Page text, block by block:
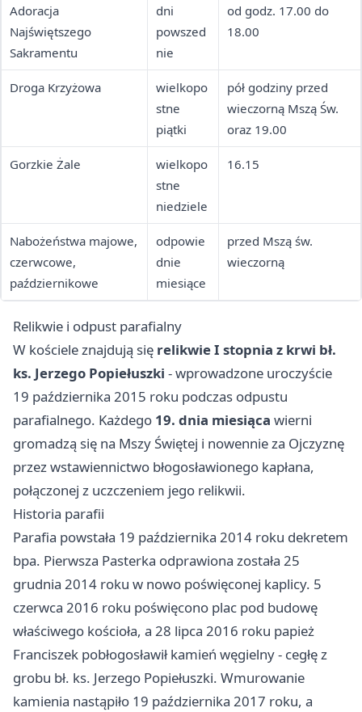
Adoracja
Najświętszego
Sakramentu
dni
powszed
nie
od godz. 17.00 do
18.00
Droga Krzyżowa
wielkopo
stne
piątki
pół godziny przed
wieczorną Mszą Św.
oraz 19.00
Gorzkie Żale
wielkopo
stne
niedziele
16.15
Nabożeństwa majowe,
czerwcowe,
październikowe
odpowie
dnie
miesiące
przed Mszą św.
wieczorną
Relikwie i odpust parafialny
W kościele znajdują się relikwie I stopnia z krwi bł.
ks. Jerzego Popiełuszki - wprowadzone uroczyście
19 października 2015 roku podczas odpustu
parafialnego. Każdego 19. dnia miesiąca wierni
gromadzą się na Mszy Świętej i nowennie za Ojczyznę
przez wstawiennictwo błogosławionego kapłana,
połączonej z uczczeniem jego relikwii.
Historia parafii
Parafia powstała 19 października 2014 roku dekretem
bpa. Pierwsza Pasterka odprawiona została 25
grudnia 2014 roku w nowo poświęconej kaplicy. 5
czerwca 2016 roku poświęcono plac pod budowę
właściwego kościoła, a 28 lipca 2016 roku papież
Franciszek pobłogosławił kamień węgielny - cegłę z
grobu bł. ks. Jerzego Popiełuszki. Wmurowanie
kamienia nastąpiło 19 października 2017 roku, a